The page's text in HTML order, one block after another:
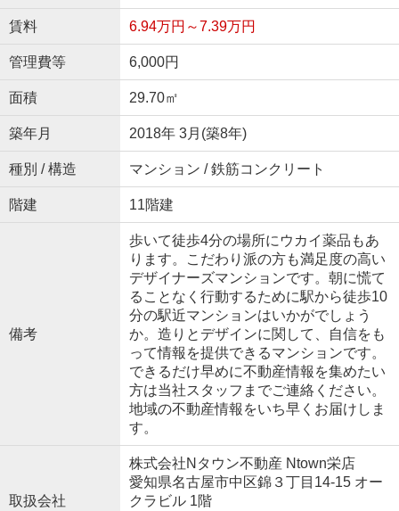
賃料 6.94万円～7.39万円
管理費等 6,000円
面積 29.70㎡
築年月 2018年 3月(築8年)
種別 / 構造 マンション / 鉄筋コンクリート
階建 11階建
備考
歩いて徒歩4分の場所にウカイ薬品もあ
ります。こだわり派の方も満足度の高い
デザイナーズマンションです。朝に慌て
ることなく行動するために駅から徒歩10
分の駅近マンションはいかがでしょう
か。造りとデザインに関して、自信をも
って情報を提供できるマンションです。
できるだけ早めに不動産情報を集めたい
方は当社スタッフまでご連絡ください。
地域の不動産情報をいち早くお届けしま
す。
取扱会社
株式会社Nタウン不動産 Ntown栄店
愛知県名古屋市中区錦３丁目14-15 オー
クラビル 1階